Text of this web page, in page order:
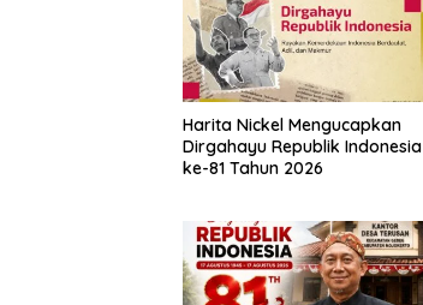
Harita Nickel Mengucapkan
Dirgahayu Republik Indonesia
ke-81 Tahun 2026